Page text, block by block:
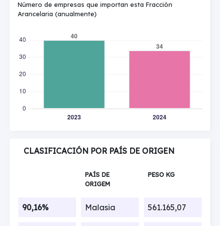
Número de empresas que importan esta Fracción
Arancelaria (anualmente)
CLASIFICACIÓN POR PAÍS DE ORIGEN
PAÍS DE
ORIGEM
PESO KG
90,16% Malasia 561.165,07